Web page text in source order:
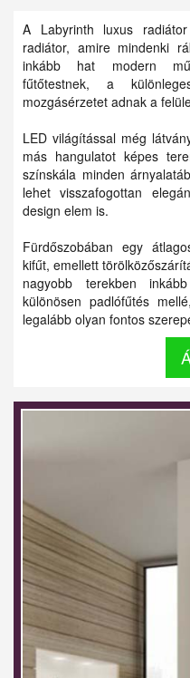
A Labyrinth luxus
radiátor, amire mindenki
inkább hat modern
fűtőtestnek, a
mozgásérzetet adnak a
LED világítással még
más hangulatot képes
színskála minden
lehet visszafogottan
design elem is.
Fürdőszobában egy
kifűt, emellett
nagyobb terekben
különösen padlófűtés
legalább olyan fontos